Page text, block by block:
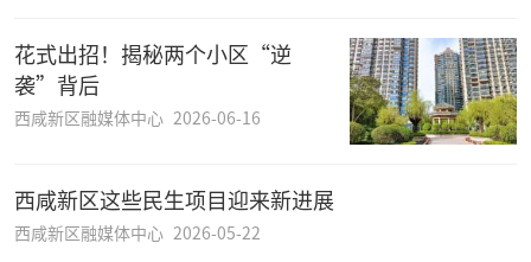
花式出招！揭秘两个小区“逆
袭”背后
西咸新区融媒体中心 2026-06-16
西咸新区这些民生项目迎来新进展
西咸新区融媒体中心 2026-05-22